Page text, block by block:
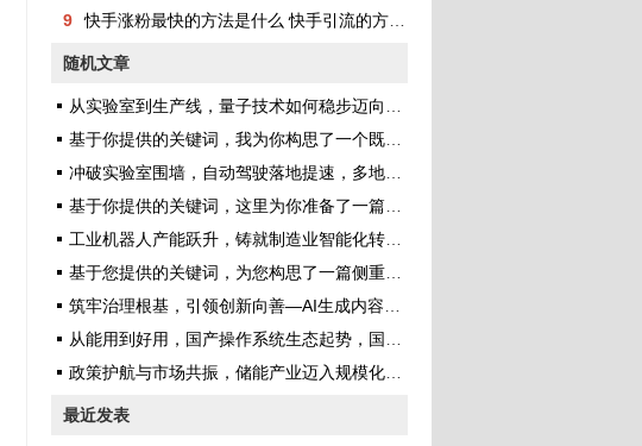
9
快手涨粉最快的方法是什么 快手引流的方法是什么
随机文章
从实验室到生产线，量子技术如何稳步迈向产业化新纪元
基于你提供的关键词，我为你构思了一个既体现新闻性又具有深度的标题，并完成了一篇完整的文章
冲破实验室围墙，自动驾驶落地提速，多地开放更多道路测试场景构建真实考场
基于你提供的关键词，这里为你准备了一篇深度分析文章
工业机器人产能跃升，铸就制造业智能化转型的钢铁脊梁
基于您提供的关键词，为您构思了一篇侧重于产业分析与能源转型的深度文章
筑牢治理根基，引领创新向善—AI生成内容监管持续强化 规范行业健康发展
从能用到好用，国产操作系统生态起势，国产化替代步入快车道
政策护航与市场共振，储能产业迈入规模化发展黄金期
最近发表